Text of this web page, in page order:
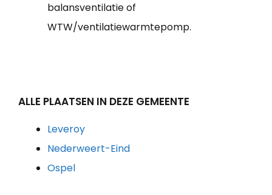
balansventilatie of
WTW/ventilatiewarmtepomp.
ALLE PLAATSEN IN DEZE GEMEENTE
Leveroy
Nederweert-Eind
Ospel